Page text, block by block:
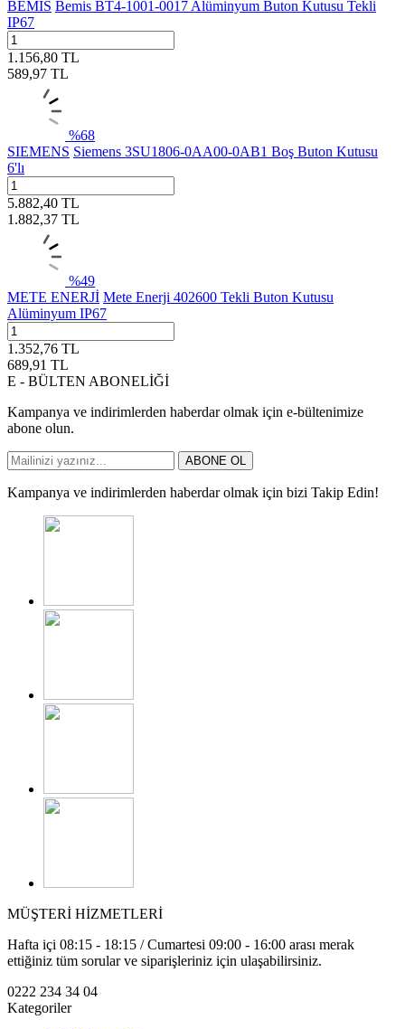
BEMİS Bemis BT4-1001-0017 Alüminyum Buton Kutusu Tekli
IP67
1.156,80 TL
589,97 TL
%68
SIEMENS Siemens 3SU1806-0AA00-0AB1 Boş Buton Kutusu
6'lı
5.882,40 TL
1.882,37 TL
%49
METE ENERJİ Mete Enerji 402600 Tekli Buton Kutusu
Alüminyum IP67
1.352,76 TL
689,91 TL
E - BÜLTEN ABONELİĞİ
Kampanya ve indirimlerden haberdar olmak için e-bültenimize
abone olun.
ABONE OL
Kampanya ve indirimlerden haberdar olmak için bizi Takip Edin!
MÜŞTERİ HİZMETLERİ
Hafta içi 08:15 - 18:15 / Cumartesi 09:00 - 16:00 arası merak
ettiğiniz tüm sorular ve siparişleriniz için ulaşabilirsiniz.
0222 234 34 04
Kategoriler